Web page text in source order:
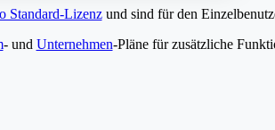
Standard-Lizenzund sind für den
- und Unternehmen-Pläne für zusätzliche